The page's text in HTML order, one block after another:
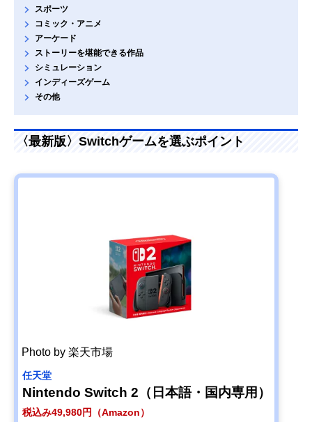
スポーツ
コミック・アニメ
アーケード
ストーリーを堪能できる作品
シミュレーション
インディーズゲーム
その他
〈最新版〉Switchゲームを選ぶポイント
Photo by 楽天市場
任天堂
Nintendo Switch 2（日本語・国内専用）
税込み49,980円（Amazon）